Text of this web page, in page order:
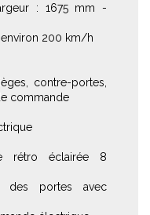
: 1675 mm -
200 km/h
contre-portes,
commande
rétro éclairée 8
des portes avec